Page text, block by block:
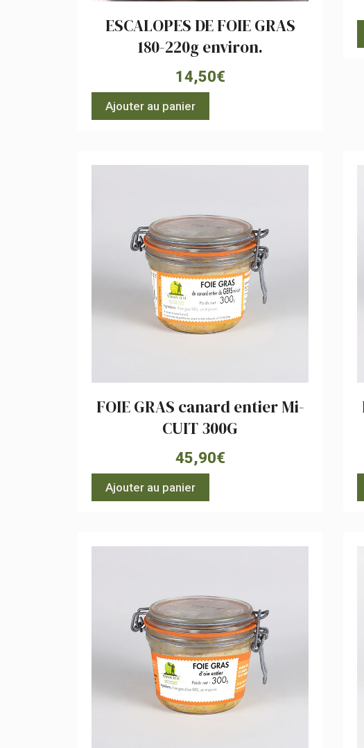
ESCALOPES DE FOIE GRAS
180-220g environ.
14,50€
Ajouter au panier
FOIE GRAS canard entier Mi-
CUIT 300G
45,90€
Ajouter au panier